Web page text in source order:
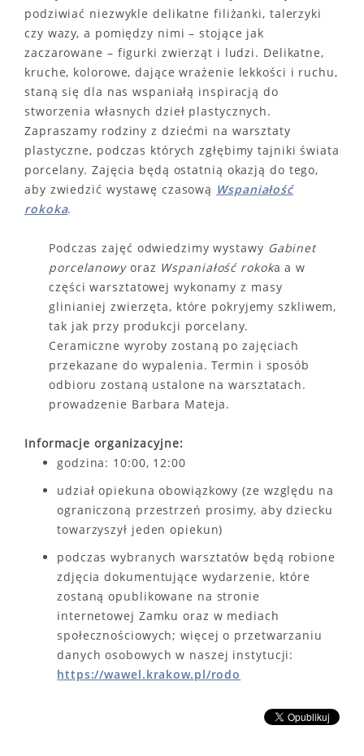
podziwiać niezwykle delikatne filiżanki, talerzyki
czy wazy, a pomiędzy nimi – stojące jak
zaczarowane – figurki zwierząt i ludzi. Delikatne,
kruche, kolorowe, dające wrażenie lekkości i ruchu,
staną się dla nas wspaniałą inspiracją do
stworzenia własnych dzieł plastycznych.
Zapraszamy rodziny z dziećmi na warsztaty
plastyczne, podczas których zgłębimy tajniki świata
porcelany. Zajęcia będą ostatnią okazją do tego,
aby zwiedzić wystawę czasową Wspaniałość
rokoka.
Podczas zajęć odwiedzimy wystawy Gabinet
porcelanowyoraz Wspaniałość rokoka a w
części warsztatowej wykonamy z masy
glinianiej zwierzęta, które pokryjemy szkliwem,
tak jak przy produkcji porcelany.
Ceramiczne wyroby zostaną po zajęciach
przekazane do wypalenia. Termin i sposób
odbioru zostaną ustalone na warsztatach.
prowadzenie Barbara Mateja.
Informacje organizacyjne:
godzina: 10:00, 12:00
udział opiekuna obowiązkowy (ze względu na
ograniczoną przestrzeń prosimy, aby dziecku
towarzyszył jeden opiekun)
podczas wybranych warsztatów będą robione
zdjęcia dokumentujące wydarzenie, które
zostaną opublikowane na stronie
internetowej Zamku oraz w mediach
społecznościowych; więcej o przetwarzaniu
danych osobowych w naszej instytucji:
https://wawel.krakow.pl/rodo